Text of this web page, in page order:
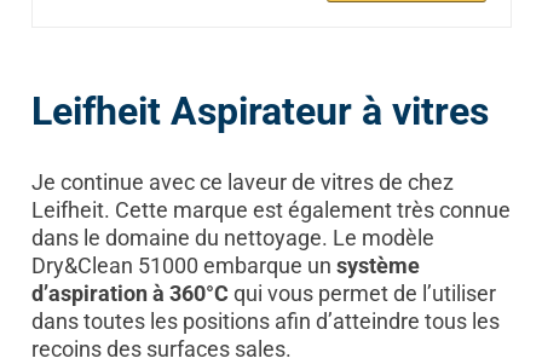
Leifheit Aspirateur à vitres
Je continue avec ce laveur de vitres de chez
Leifheit. Cette marque est également très connue
dans le domaine du nettoyage. Le modèle
Dry&Clean 51000 embarque un système
d’aspiration à 360°C qui vous permet de l’utiliser
dans toutes les positions afin d’atteindre tous les
recoins des surfaces sales.